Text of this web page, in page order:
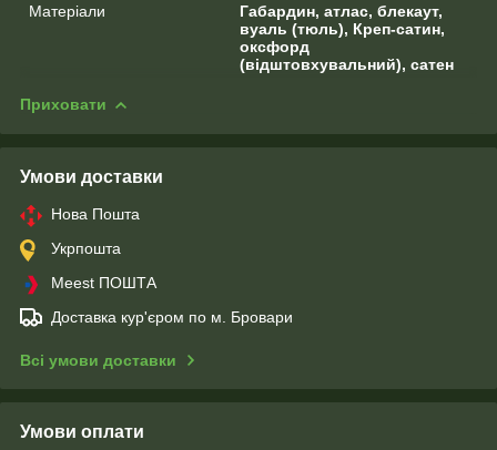
Матеріали
Габардин, атлас, блекаут,
вуаль (тюль), Креп-сатин,
оксфорд
(відштовхувальний), сатен
Приховати
Умови доставки
Нова Пошта
Укрпошта
Meest ПОШТА
Доставка кур'єром по м. Бровари
Всі умови доставки
Умови оплати